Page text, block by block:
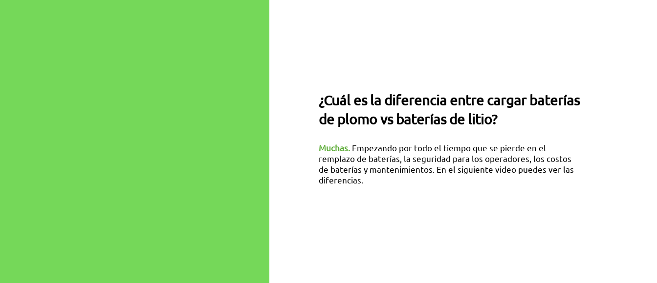
¿Cuál es la diferencia entre cargar baterías
de plomo vs baterías de litio?
Muchas. Empezando por todo el tiempo que se pierde en el
remplazo de baterías, la seguridad para los operadores, los costos
de baterías y mantenimientos. En el siguiente video puedes ver las
diferencias.